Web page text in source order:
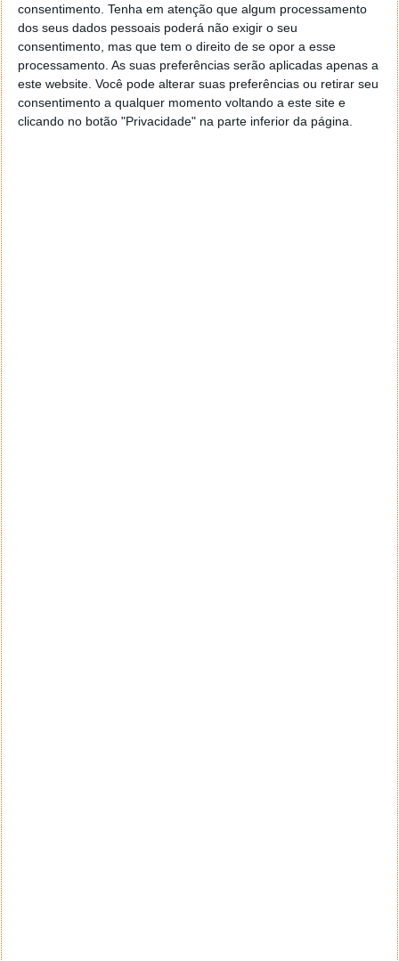
consentimento. Tenha em atenção que algum processamento
dos seus dados pessoais poderá não exigir o seu
consentimento, mas que tem o direito de se opor a esse
processamento. As suas preferências serão aplicadas apenas a
este website. Você pode alterar suas preferências ou retirar seu
consentimento a qualquer momento voltando a este site e
clicando no botão "Privacidade" na parte inferior da página.